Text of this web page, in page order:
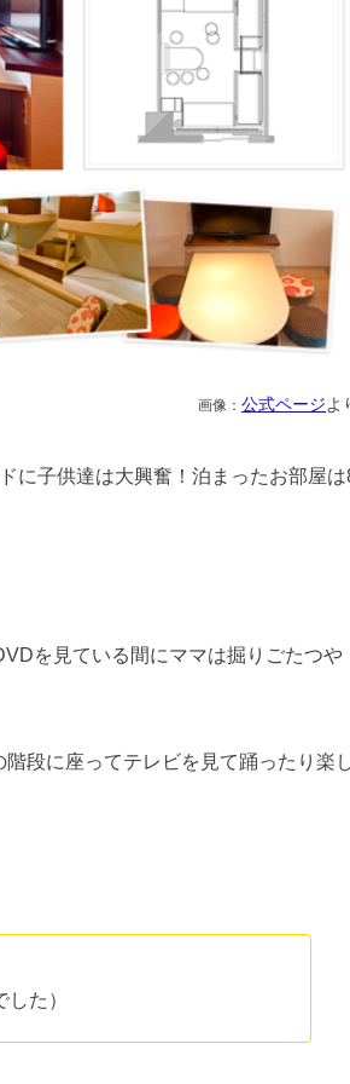
画像： 公式ページよ
に子供達は大興奮！泊まったお部屋は
を見ている間にママは掘りごたつや
段に座ってテレビを見て踊ったり楽
た）